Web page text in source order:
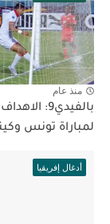
منذ عام
بالفيدي9:
لمباراة تونس
أدغال إفريقيا